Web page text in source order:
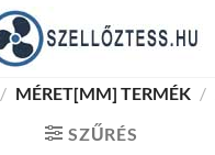
/ MÉRET[MM] TERMÉK /
SZŰRÉS